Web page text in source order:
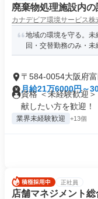
廃棄物処理施設内の
カナデビア環境サービス株
地域の環境を守る。
回・交替勤務のみ・未
〒584-0054大阪府
月給21万6000円～
資格 ＜未経験歓迎
献したい方を歓迎！
業界未経験歓迎 +13個
正社員
店舗マネジメント